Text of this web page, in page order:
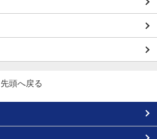
先頭へ戻る